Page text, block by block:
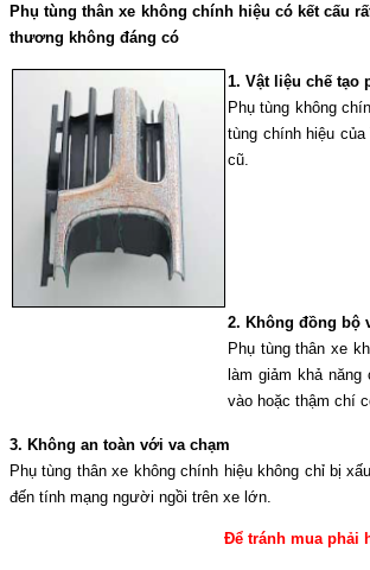
Phụ tùng thân xe không chính hiệu có kết cấu
thương không đáng có
1. Vật liệu chế tạo
Phụ tùng không
tùng chính hiệu
cũ.
2. Không đồng bộ
Phụ tùng thân xe
làm giảm khả
vào hoặc thậm chí
3. Không an toàn với va chạm
Phụ tùng thân xe không chính hiệu không chỉ bị
đến tính mạng người ngồi trên xe lớn.
Để tránh mua phải